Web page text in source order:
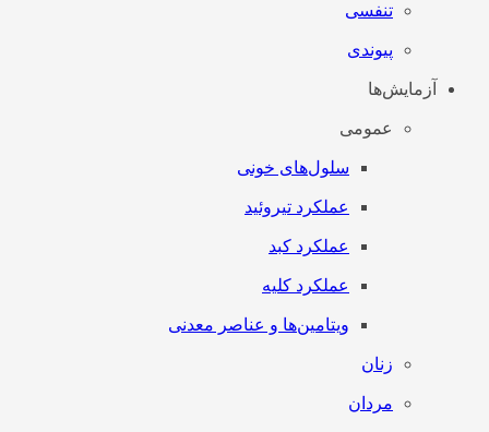
تنفسی
پیوندی
آزمایش‌ها
عمومی
سلول‌های خونی
عملکرد تیروئید
عملکرد کبد
عملکرد کلیه
ویتامین‌ها و عناصر معدنی
زنان
مردان